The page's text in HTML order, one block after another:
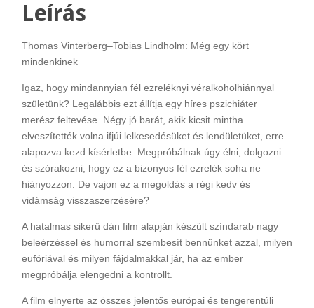
Leírás
Thomas Vinterberg–Tobias Lindholm: Még egy kört
mindenkinek
Igaz, hogy mindannyian fél ezreléknyi véralkoholhiánnyal
születünk? Legalábbis ezt állítja egy híres pszichiáter
merész feltevése. Négy jó barát, akik kicsit mintha
elveszítették volna ifjúi lelkesedésüket és lendületüket, erre
alapozva kezd kísérletbe. Megpróbálnak úgy élni, dolgozni
és szórakozni, hogy ez a bizonyos fél ezrelék soha ne
hiányozzon. De vajon ez a megoldás a régi kedv és
vidámság visszaszerzésére?
A hatalmas sikerű dán film alapján készült színdarab nagy
beleérzéssel és humorral szembesít bennünket azzal, milyen
eufóriával és milyen fájdalmakkal jár, ha az ember
megpróbálja elengedni a kontrollt.
A film elnyerte az összes jelentős európai és tengerentúli